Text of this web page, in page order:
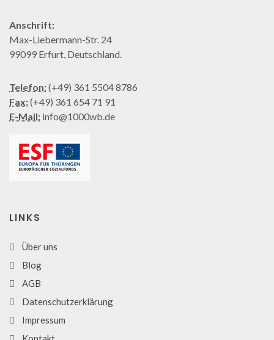
Anschrift:
Max-Liebermann-Str. 24
99099 Erfurt, Deutschland.
Telefon:(+49) 361 5504 8786
Fax:(+49) 361 654 71 91
E-Mail: info@1000wb.de
LINKS
Über uns
Blog
AGB
Datenschutzerklärung
Impressum